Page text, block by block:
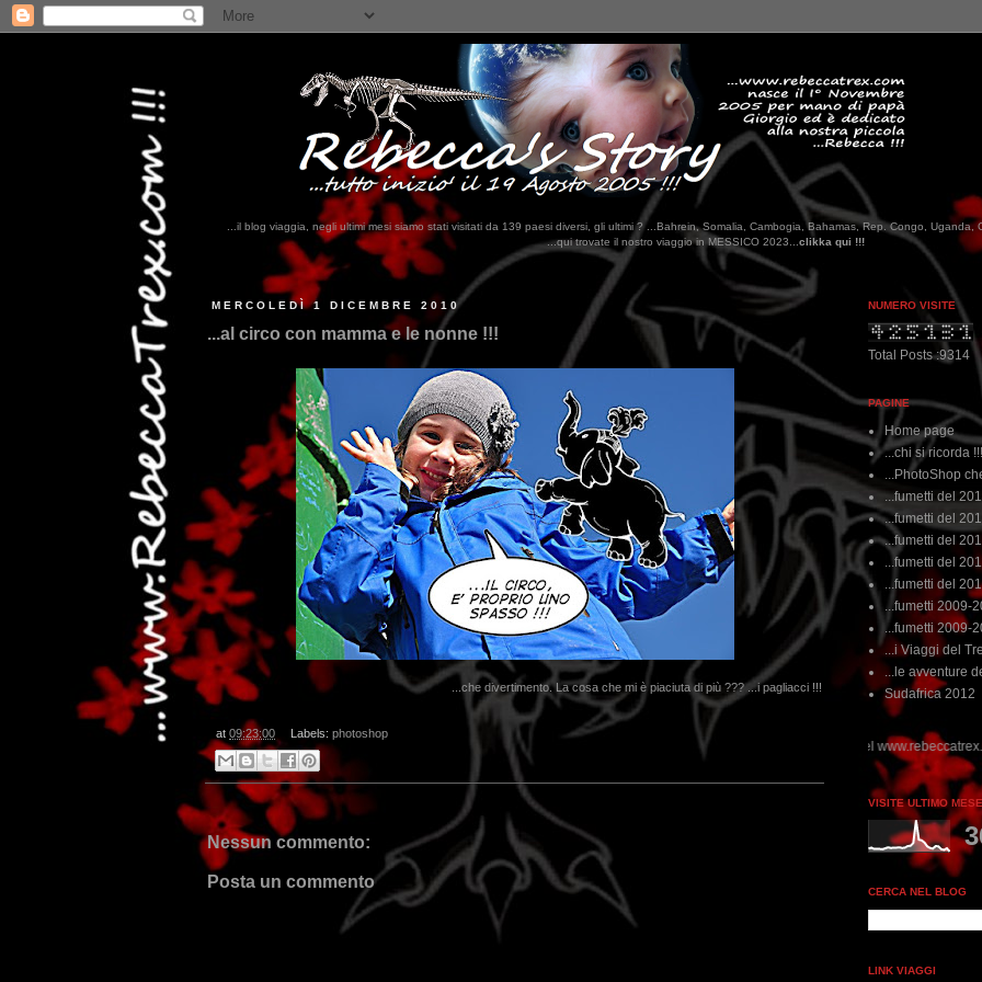
...il blog viaggia, negli ultimi mesi siamo stati visitati da 139 paesi diversi, gli ultimi ? ...Bahrein, Somalia, Cambogia, Bahamas, Rep. Congo, Uganda,
...qui trovate il nostro viaggio in MESSICO 2023...clikka qui !!!
MERCOLEDÌ 1 DICEMBRE 2010
...al circo con mamma e le nonne !!!
...che divertimento. La cosa che mi è piaciuta di più ??? ...i pagliacci !!!
at 09:23:00 Labels: photoshop
Nessun commento:
Posta un commento
NUMERO VISITE
Total Posts :9314
PAGINE
Home page
...chi si ricorda !!!
...PhotoShop
...fumetti del
...fumetti del
...fumetti del
...fumetti del
...fumetti del
...fumetti 2009-
...fumetti 2009-
...i Viaggi del
...le avventure
Sudafrica 2012
VISITE ULTIMO MESE
CERCA NEL BLOG
LINK VIAGGI